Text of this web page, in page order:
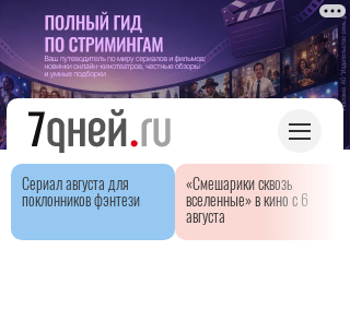
Сериал августа для
поклонников фэнтези
«Смешарики сквозь
вселенные» в кино с 6
августа